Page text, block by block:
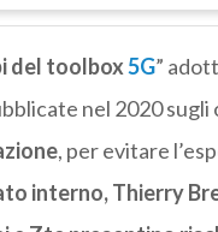
del toolbox5G”
nel 2020
, per evitare
interno, Thierry